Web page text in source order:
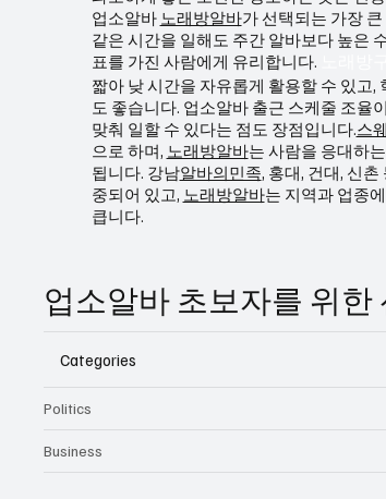
업소알바 노래방알바가 선택되는 가장
같은 시간을 일해도 주간 알바보다 높은
표를 가진 사람에게 유리합니다.
짧아 낮 시간을 자유롭게 활용할 수 있고,
도 좋습니다. 업소알바 출근 스케줄 조율
맞춰 일할 수 있다는 점도 장점입니다.스
으로 하며, 노래방알바는 사람을 응대하
됩니다. 강남알바의민족, 홍대, 건대, 신
중되어 있고, 노래방알바는 지역과 업종
큽니다.
업소알바 초보자를 위한
Categories
Politics
Business